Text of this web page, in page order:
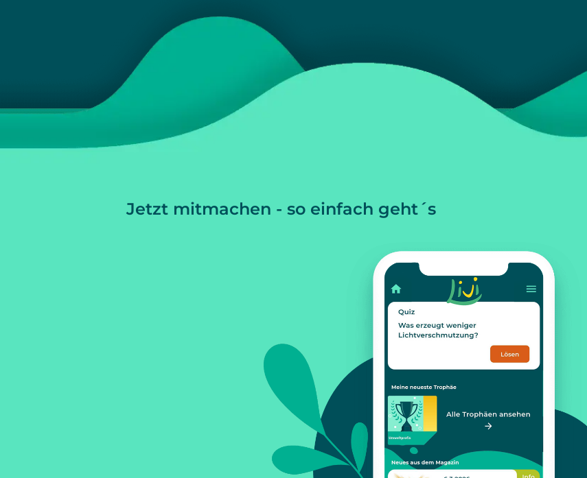
Jetzt mitmachen - so einfach geht´s